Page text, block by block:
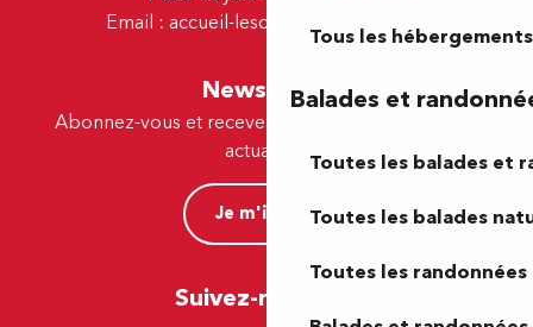
Tous les hébergements
Balades et
Toutes les balades et
Toutes les balades
Toutes les randonnées
Email : accueil-lescar@tourismepau.fr
Newsletter
Abonnez-vous et recevez par e-mail nos offres et
actualités.
Je m'inscris
Suivez-nous ici !